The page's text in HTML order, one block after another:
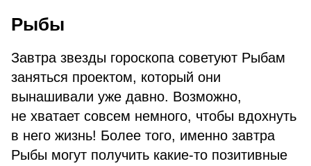
Рыбы
Завтра звезды гороскопа советуют Рыбам
заняться проектом, который они
вынашивали уже давно. Возможно,
не хватает совсем немного, чтобы вдохнуть
в него жизнь! Более того, именно завтра
Рыбы могут получить какие-то позитивные